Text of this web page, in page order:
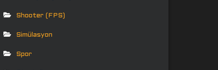
Shooter (FPS)
Simülasyon
Spor